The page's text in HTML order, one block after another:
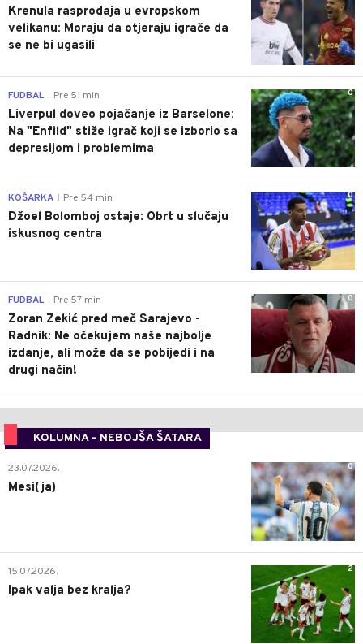
Krenula rasprodaja u evropskom
velikanu: Moraju da otjeraju igrače da
se ne bi ugasili
0
FUDBAL Pre 51 min
Liverpul doveo pojačanje iz Barselone:
Na "Enfild" stiže igrač koji se izborio sa
depresijom i problemima
0
KOŠARKA Pre 54 min
Džoel Bolomboj ostaje: Obrt u slučaju
iskusnog centra
0
FUDBAL Pre 57 min
Zoran Zekić pred meč Sarajevo -
Radnik: Ne očekujem naše najbolje
izdanje, ali može da se pobijedi i na
drugi način!
KOLUMNA - NEBOJŠA ŠATARA
0
23.07.2026.
Mesi(ja)
2
15.07.2026.
Ipak valja bez kralja?